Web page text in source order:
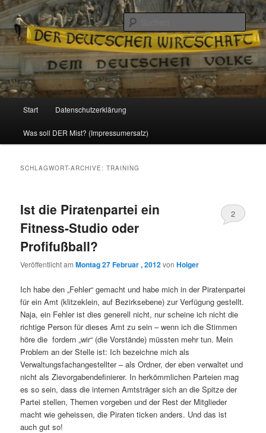
Reizzentrum
Politik, Wirtschaft, Soziales und Gesellschaft
Zum
Inhalt
Zum
sekundären
Start Datenschutzerklärung
Was soll DER Mist? (Impressumersatz)
SCHLAGWORT-ARCHIVE:TRAINING
Ist die Piratenpartei ein
Fitness-Studio oder
Profifußball?
Veröffentlicht amMontag 27 Februar , 2012vonHolger
2
Ich habe den „Fehler“ gemacht und habe mich in der Piratenpartei
für ein Amt (klitzeklein, auf Bezirksebene) zur Verfügung gestellt.
Naja, ein Fehler ist dies generell nicht, nur scheine ich nicht die
richtige Person für dieses Amt zu sein – wenn ich die Stimmen
höre die fordern „wir“ (die Vorstände) müssten mehr tun. Mein
Problem an der Stelle ist: Ich bezeichne mich als
Verwaltungsfachangestellter – als Ordner, der eben verwaltet und
nicht als Zievorgabendefinierer. In herkömmlichen Parteien mag
es so sein, dass die internen Amtsträger sich an die Spitze der
Partei stellen, Themen vorgeben und der Rest der Mitglieder
macht wie geheissen, die Piraten ticken anders. Und das ist
auch gut so!